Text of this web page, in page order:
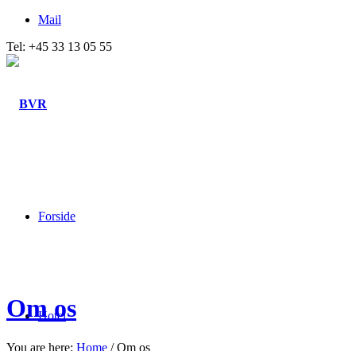
Mail
Tel: +45 33 13 05 55
Forside
Hotel
Om os
You are here: Home / Om os